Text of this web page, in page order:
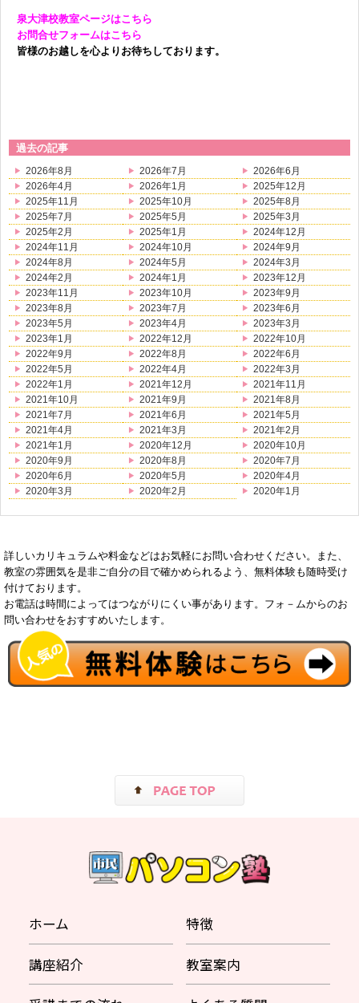
泉大津校教室ページはこちら
お問合せフォームはこちら
皆様のお越しを心よりお待ちしております。
過去の記事
2026年8月 2026年7月
2026年6月
2026年4月
2026年1月
2025年12月
2025年11月
2025年10月
2025年8月
2025年7月
2025年5月
2025年3月
2025年2月
2025年1月
2024年12月
2024年11月
2024年10月
2024年9月
2024年8月
2024年5月
2024年3月
2024年2月
2024年1月
2023年12月
2023年11月
2023年10月
2023年9月
2023年8月
2023年7月
2023年6月
2023年5月
2023年4月
2023年3月
2023年1月
2022年12月
2022年10月
2022年9月
2022年8月
2022年6月
2022年5月
2022年4月
2022年3月
2022年1月
2021年12月
2021年11月
2021年10月
2021年9月
2021年8月
2021年7月
2021年6月
2021年5月
2021年4月
2021年3月
2021年2月
2021年1月
2020年12月
2020年10月
2020年9月
2020年8月
2020年7月
2020年6月
2020年5月
2020年4月
2020年3月
2020年2月 2020年1月
詳しいカリキュラムや料金などはお気軽にお問い合わせください。また、
教室の雰囲気を是非ご自分の目で確かめられるよう、無料体験も随時受け
付けております。
お電話は時間によってはつながりにくい事があります。フォ－ムからのお
問い合わせをおすすめいたします。
ホーム 特徴
講座紹介 教室案内